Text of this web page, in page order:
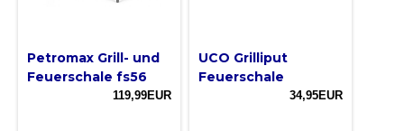
Petromax Grill- und
Feuerschale fs56
119,99EUR
UCO Grilliput
Feuerschale
34,95EUR